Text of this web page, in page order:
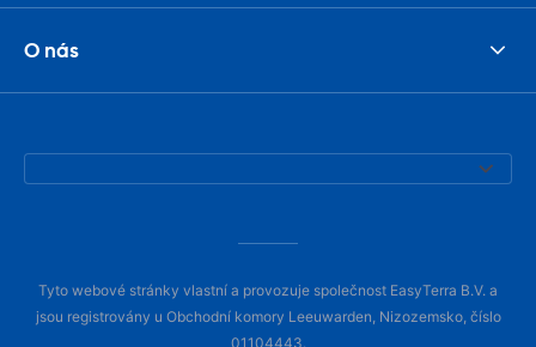
O nás
Tyto webové stránky vlastní a provozuje společnost EasyTerra B.V. a
jsou registrovány u Obchodní komory Leeuwarden, Nizozemsko, číslo
01104443.